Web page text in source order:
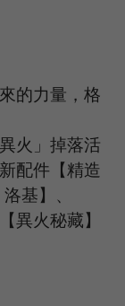
的力量，格
火」掉落活
配件【精造
基】、
異火秘藏】